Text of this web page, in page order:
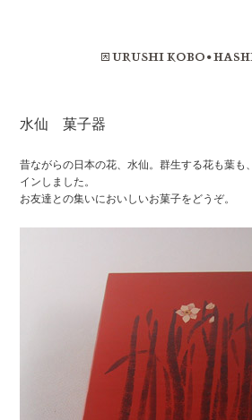
水仙 菓子器
昔ながらの日本の花、水仙。群生する花も葉も
インしました。
お友達との集いにおいしいお菓子をどうぞ。